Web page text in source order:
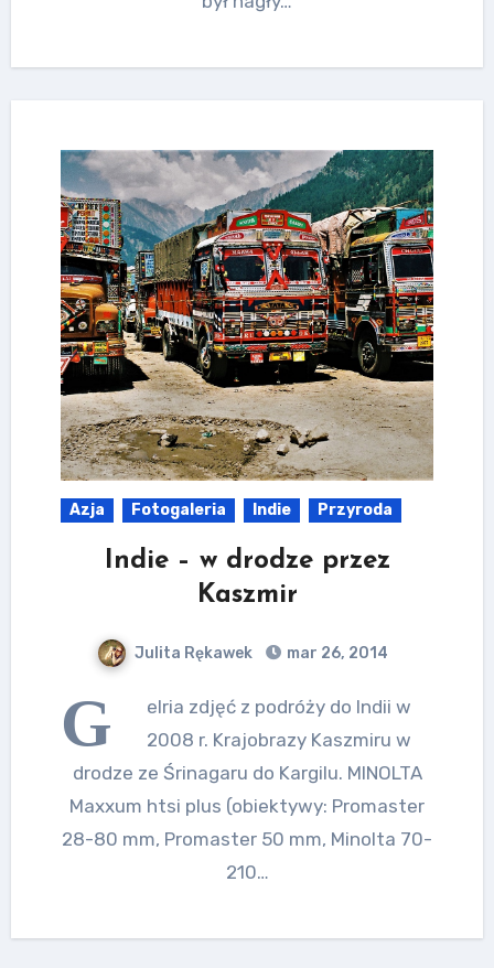
Azja Fotogaleria Indie Przyroda
Indie – w drodze przez
Kaszmir
Julita Rękawek mar 26, 2014
G
elria zdjęć z podróży do Indii w
2008 r. Krajobrazy Kaszmiru w
drodze ze Śrinagaru do Kargilu. MINOLTA
Maxxum htsi plus (obiektywy: Promaster
28-80 mm, Promaster 50 mm, Minolta 70-
210…